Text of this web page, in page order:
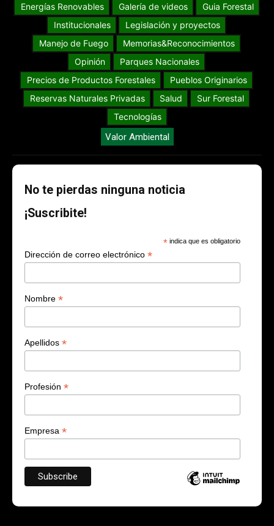
Energías Renovables
Galería de videos
Guia Forestal
Institucionales
Legislación y proyectos
Manejo de Fuego
Memorias&Reconocimientos
Opinión
Parques Nacionales
Precios de Productos Forestales
Pueblos Originarios
Reservas Naturales Privadas
Salud
Sur Forestal
Tecnologías
Valor Ambiental
No te pierdas ninguna noticia
¡Suscribite!
* indica que es obligatorio
Dirección de correo electrónico *
Nombre *
Apellidos *
Profesión *
Empresa *